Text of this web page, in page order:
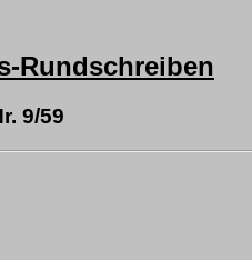
Rundschreiben
9/59